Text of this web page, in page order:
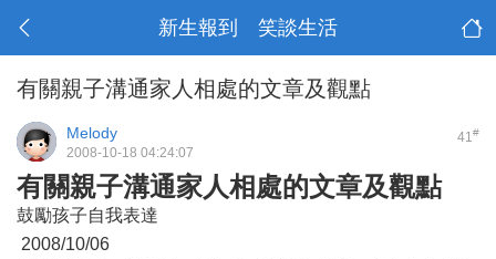
新生報到 笑談生活
有關親子溝通家人相處的文章及觀點
41#
Melody
2008-10-18 04:24:07
有關親子溝通家人相處的文章及觀點
鼓勵孩子自我表達
2008/10/06